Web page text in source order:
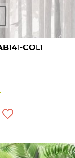
COL1